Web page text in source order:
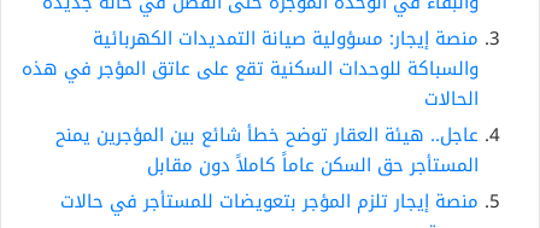
منصة إيجار: مسؤولية صيانة التمديدات الكهربائية
والسباكة للوحدات السكنية تقع على عاتق المؤجر في هذه
الحالات
عاجل.. هيئة العقار توضح خطأ شائع بين المؤجرين يمنح
المستأجر حق السكن عاماً كاملاً دون مقابل
منصة إيجار تلزم المؤجر بتعويضات للمستأجر في حالات